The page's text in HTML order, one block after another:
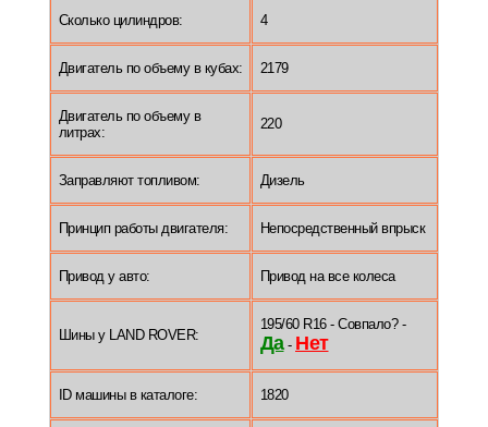
Сколько цилиндров: 4
Двигатель по объему в кубах: 2179
Двигатель по объему в
литрах:
220
Заправляют топливом: Дизель
Принцип работы двигателя: Непосредственный впрыск
Привод у авто: Привод на все колеса
Шины у LAND ROVER:
195/60 R16 - Совпало? -
Да- Нет
ID машины в каталоге: 1820